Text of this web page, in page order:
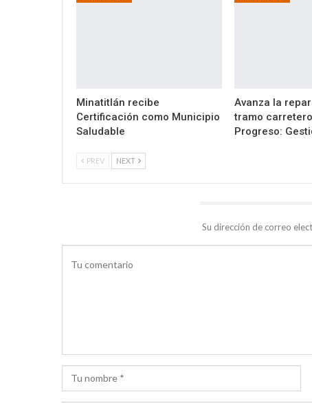
Minatitlán recibe
Certificación como Municipio
Saludable
Avanza la
tramo
Progreso:
PREV NEXT
Su dirección de correo